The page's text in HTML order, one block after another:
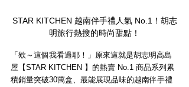
STAR KITCHEN 越南伴手禮人氣 No.1！胡志
明旅行熱搜的時尚甜點！
「欸～這個我看過耶！」原來這就是胡志明高島
屋【STAR KITCHEN 】的熱賣 No.1 商品系列累
積銷量突破30萬盒、最能展現品味的越南伴手禮